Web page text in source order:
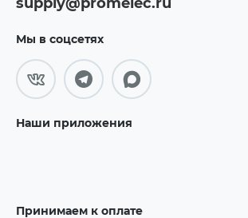
supply@promelec.ru
Мы в соцсетях
Наши приложения
Принимаем к оплате